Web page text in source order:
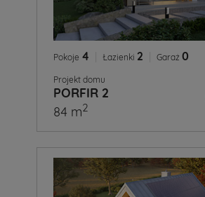
Pokoje 4 Łazienki 2 Garaż 0
Projekt domu
PORFIR 2
84 m2